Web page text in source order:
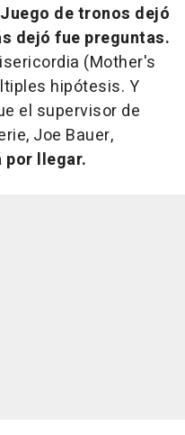
Juego de tronos dejó
dejó fue preguntas.
(Mother's
hipótesis. Y
el supervisor de
Joe Bauer,
por llegar.